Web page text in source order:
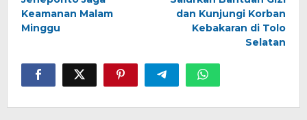
Keamanan Malam
Minggu
dan Kunjungi Korban
Kebakaran di Tolo
Selatan